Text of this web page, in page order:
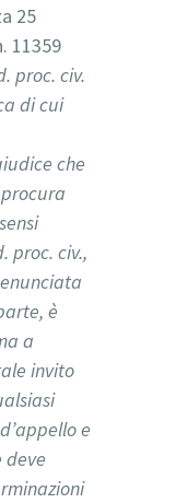
25
11359
proc. civ.
di cui
che
proc. civ.,
è
a
invito
e
deve